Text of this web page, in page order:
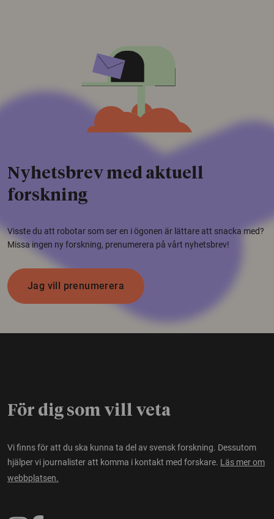
Nyhetsbrev med aktuell
forskning
Visste du att robotar som ser en i ögonen är lättare att snacka med?
Missa ingen ny forskning, prenumerera på vårt nyhetsbrev!
Jag vill prenumerera
För dig som vill veta
Vi finns för att du ska kunna ta del av svensk forskning. Dessutom
hjälper vi journalister att komma i kontakt med forskare. Läs mer om
webbplatsen.